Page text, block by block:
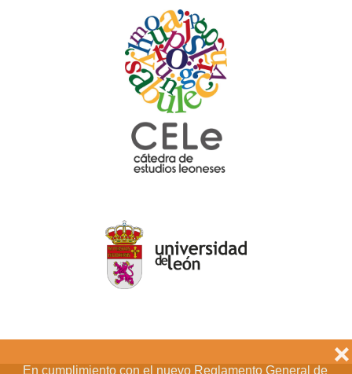
En cumplimiento con el nuevo Reglamento General de
❌